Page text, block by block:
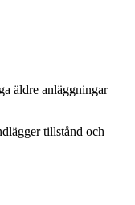
äldre anläggningar
tillstånd och